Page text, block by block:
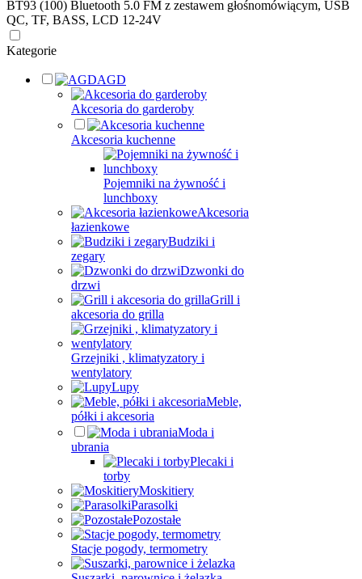
BT93 (100) Bluetooth 5.0 FM z zestawem głośnomówiącym, USB
QC, TF, BASS, LCD 12-24V
Kategorie
AGD
Akcesoria do garderoby
Akcesoria kuchenne
Pojemniki na żywność i
lunchboxy
Akcesoria
łazienkowe
Budziki i
zegary
Dzwonki do
drzwi
Grill i
akcesoria do grilla
Grzejniki , klimatyzatory i
wentylatory
Lupy
Meble,
półki i akcesoria
Moda i
ubrania
Plecaki i
torby
Moskitiery
Parasolki
Pozostałe
Stacje pogody, termometry